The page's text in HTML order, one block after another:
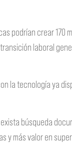
podrían crear 170
laboral
la tecnología ya
búsqueda
y más valor en